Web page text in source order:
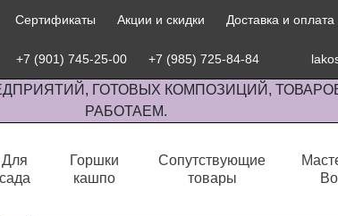
Сертификаты Акции и скидки Доставка и оплата
+7 (901) 745-25-00 +7 (985) 725-84-84
ГОТОВЫХ КОМПОЗИЦИЙ,
РАБОТАЕМ.
Для
сада
Горшки
кашпо
Сопутствующие
товары